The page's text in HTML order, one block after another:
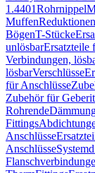
1.4401Rohrnippel
MuffenReduktionen
BögenT-Stücke
unlösbarErsatzteile
Verbindungen,
lösbarVerschlüsse
für Anschlüsse
Zubehör für
Rohrende
Fittings
Anschlüsse
Anschlüsse